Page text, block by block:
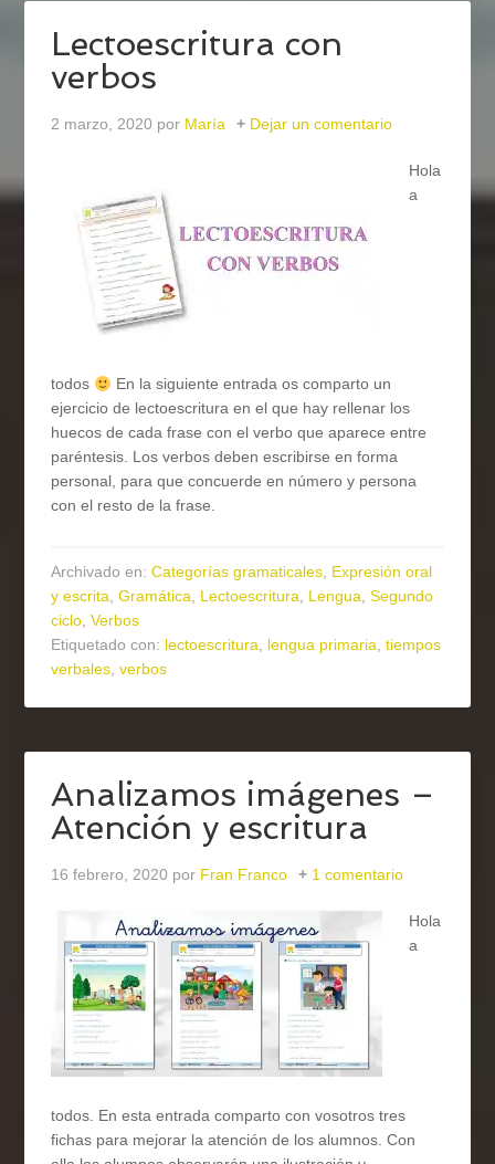
Lectoescritura con
verbos
2 marzo, 2020 por María Dejar un comentario
Hola
a
todos
En la siguiente entrada os comparto un
ejercicio de lectoescritura en el que hay rellenar los
huecos de cada frase con el verbo que aparece entre
paréntesis. Los verbos deben escribirse en forma
personal, para que concuerde en número y persona
con el resto de la frase.
Archivado en:Categorías gramaticales, Expresión oral
y escrita,Gramática, Lectoescritura, Lengua,Segundo
ciclo,Verbos
Etiquetado con: lectoescritura, lengua primaria,tiempos
verbales,verbos
Analizamos imágenes –
Atención y escritura
16 febrero, 2020 por Fran Franco 1 comentario
Hola
a
todos. En esta entrada comparto con vosotros tres
fichas para mejorar la atención de los alumnos. Con